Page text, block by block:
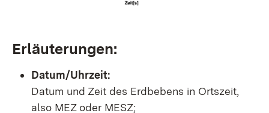
Erläuterungen:
Datum/Uhrzeit:
Datum und Zeit des Erdbebens in Ortszeit,
also MEZ oder MESZ;